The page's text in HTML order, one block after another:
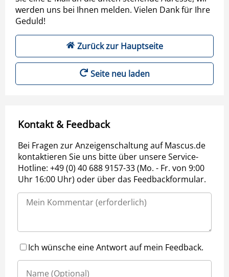
werden uns bei Ihnen melden. Vielen Dank für Ihre
Geduld!
Zurück zur Hauptseite
Seite neu laden
Kontakt & Feedback
Bei Fragen zur Anzeigenschaltung auf Mascus.de
kontaktieren Sie uns bitte über unsere Service-
Hotline: +49 (0) 40 688 9157-33 (Mo. - Fr. von 9:00
Uhr 16:00 Uhr) oder über das Feedbackformular.
Ich wünsche eine Antwort auf mein Feedback.